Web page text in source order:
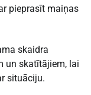
pieprasīt maiņas
skaidra
un skatītājiem, lai
situāciju.